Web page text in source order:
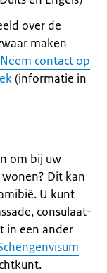
over de
maken
Neem contact op
(informatie in
om bij uw
Dit kan
U kunt
consulaat-
in een ander